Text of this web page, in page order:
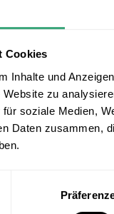
Cookies
Inhalte und
zu
soziale Medien,
Daten zusammen,
Drehtechnik
für Sie
sicher von der
beweisen
Schichtarbeit
ein hohes
runden